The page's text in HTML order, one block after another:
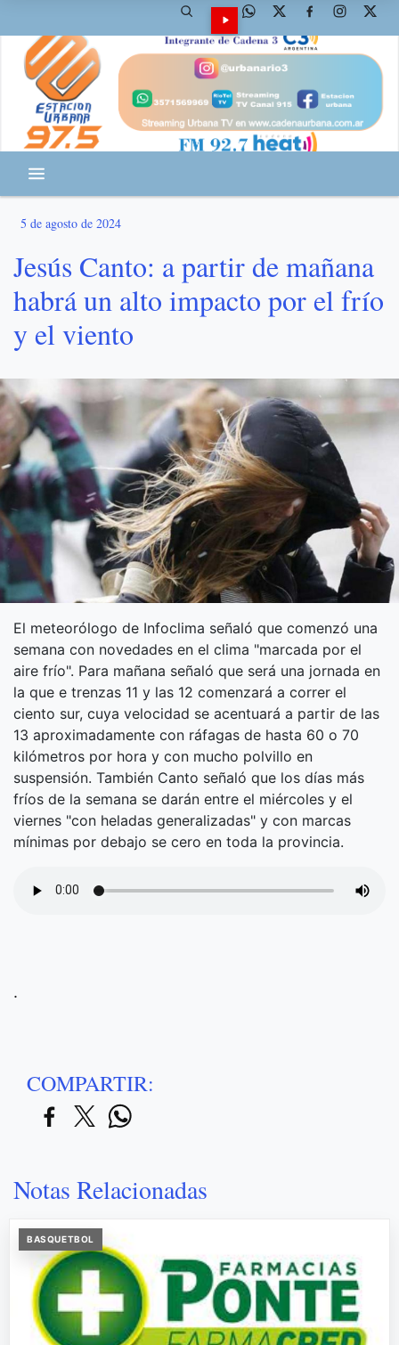
5 de agosto de 2024
Jesús Canto: a partir de mañana
habrá un alto impacto por el frío
y el viento
El meteorólogo de Infoclima señaló que comenzó una
semana con novedades en el clima "marcada por el
aire frío". Para mañana señaló que será una jornada en
la que e trenzas 11 y las 12 comenzará a correr el
ciento sur, cuya velocidad se acentuará a partir de las
13 aproximadamente con ráfagas de hasta 60 o 70
kilómetros por hora y con mucho polvillo en
suspensión. También Canto señaló que los días más
fríos de la semana se darán entre el miércoles y el
viernes "con heladas generalizadas" y con marcas
mínimas por debajo se cero en toda la provincia.
.
COMPARTIR:
Notas Relacionadas
BASQUETBOL